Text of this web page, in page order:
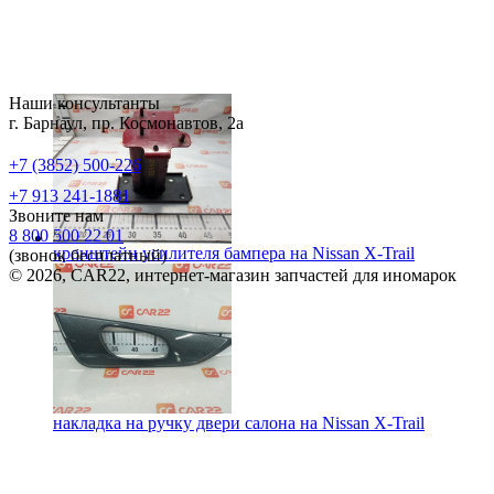
кронштейн усилителя бампера на Nissan X-Trail
накладка на ручку двери салона на Nissan X-Trail
Наши консультанты
г. Барнаул, пр. Космонавтов, 2а
+7 (3852) 500-226
+7 913 241-1881
Звоните нам
8 800 500 22 01
(звонок бесплатный)
© 2026, CAR22, интернет-магазин запчастей для иномарок